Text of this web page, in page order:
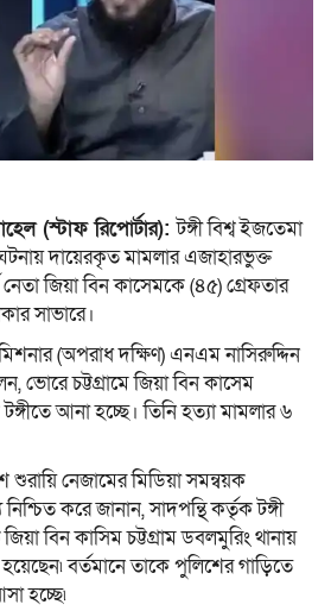
(স্টাফ রিপোর্টার):টঙ্গী বিশ্ব ইজতেমা
দায়েরকৃত মামলার এজাহারভুক্ত
নেতা জিয়া বিন কাসেমকে (৪৫) গ্রেফতার
সাভারে।
(অপরাধ দক্ষিণ) এনএম নাসিরুদ্দিন
ভোরে চট্টগ্রামে জিয়া বিন কাসেম
আনা হচ্ছে। তিনি হত্যা মামলার ৬
শুরায়ি নেজামের মিডিয়া সমন্বয়ক
করে জানান, সাদপন্থি কর্তৃক টঙ্গী
জিয়া বিন কাসিম চট্টগ্রাম ডবলমুরিং থানায়
বর্তমানে তাকে পুলিশের গাড়িতে
হচ্ছে৷